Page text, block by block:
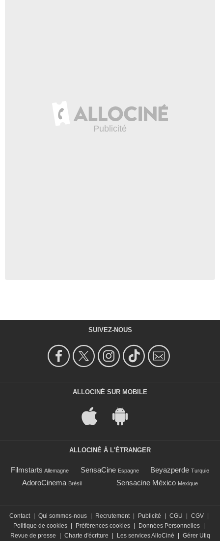
SUIVEZ-NOUS
ALLOCINÉ SUR MOBILE
ALLOCINÉ À L'ÉTRANGER
Filmstarts Allemagne SensaCine Espagne Beyazperde Turquie
AdoroCinema Brésil Sensacine México Mexique
Contact Qui sommes-nous Recrutement Publicité CGU CGV
Politique de cookies
Préférences cookies Données Personnelles
Revue de presse
Charte d'écriture Les services AlloCiné Gérer Utiq